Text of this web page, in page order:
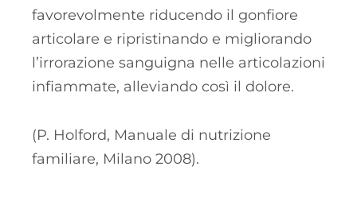
favorevolmente riducendo il gonfiore
articolare e ripristinando e migliorando
l’irrorazione sanguigna nelle articolazioni
infiammate, alleviando così il dolore.
(P. Holford, Manuale di nutrizione
familiare, Milano 2008).